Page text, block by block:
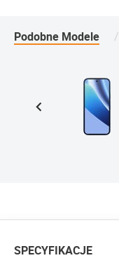
Podobne Modele
SPECYFIKACJE